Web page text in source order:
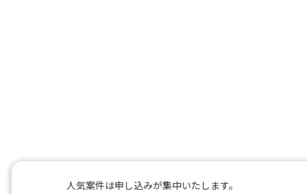
人気案件は申し込みが集中いたします。